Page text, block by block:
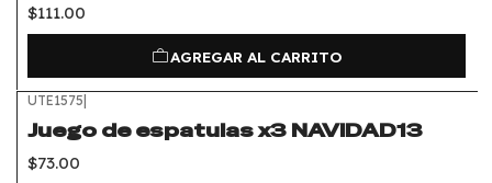
$111.00
AGREGAR AL CARRITO
UTE1575|
Juego de espatulas x3 NAVIDAD13
$73.00